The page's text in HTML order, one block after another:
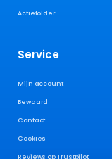
Actiefolder
Service
Mijn account
Bewaard
Contact
Cookies
Reviews op Trustpilot